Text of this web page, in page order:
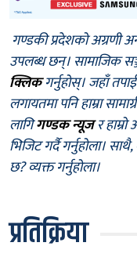
गण्डकी प्रदेशको अग्रणी
उपलब्ध छन्। सामाजिक
क्लिकगर्नुहोस्। जहाँ
लगायतमा पनि हाम्रा
लागिगण्डक न्यूजर
भिजिट गर्दै गर्नुहोला।
छ? व्यक्त गर्नुहोला।
प्रतिक्रिया